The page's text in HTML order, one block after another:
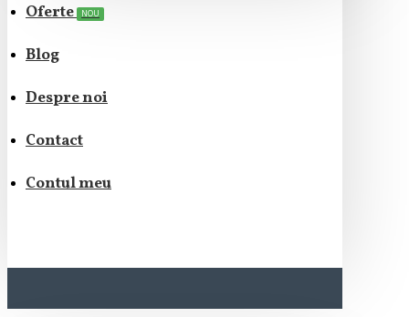
Oferte NOU
Blog
Despre noi
Contact
Contul meu